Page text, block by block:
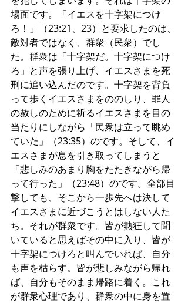
場面です。「イエスを十字架につけ
ろ！」（23:21、23）と要求したのは、
敵対者ではなく、群衆（民衆）でし
た。群衆は「十字架だ。十字架につけ
ろ」と声を張り上げ、イエスさまを死
刑に追い込んだのです。十字架を背負
って歩くイエスさまをののしり、罪人
の赦しのために祈るイエスさまを目の
当たりにしながら「民衆は立って眺め
ていた」（23:35）のです。そして、イ
エスさまが息を引き取ってしまうと
「悲しみのあまり胸をたたきながら帰
って行った」（23:48）のです。全部目
撃しても、そこから一歩先へは決して
イエスさまに近づこうとはしない人た
ち。それが群衆です。皆が熱狂して聞
いていると思えばその中に入り、皆が
十字架につけろと叫んでいれば、自分
も声を枯らす。皆が悲しみながら帰れ
ば、自分もそのまま帰路に着く。これ
が群衆心理であり、群衆の中に身を置